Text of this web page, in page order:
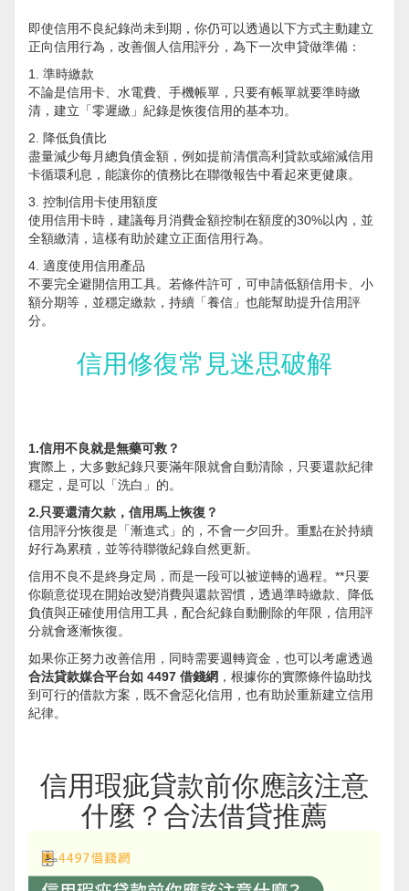
即使信用不良紀錄尚未到期，你仍可以透過以下方式主動建立
正向信用行為，改善個人信用評分，為下一次申貸做準備：
1. 準時繳款
不論是信用卡、水電費、手機帳單，只要有帳單就要準時繳
清，建立「零遲繳」紀錄是恢復信用的基本功。
2. 降低負債比
盡量減少每月總負債金額，例如提前清償高利貸款或縮減信用
卡循環利息，能讓你的債務比在聯徵報告中看起來更健康。
3. 控制信用卡使用額度
使用信用卡時，建議每月消費金額控制在額度的30%以內，並
全額繳清，這樣有助於建立正面信用行為。
4. 適度使用信用產品
不要完全避開信用工具。若條件許可，可申請低額信用卡、小
額分期等，並穩定繳款，持續「養信」也能幫助提升信用評
分。
信用修復常見迷思破解
1.信用不良就是無藥可救？
實際上，大多數紀錄只要滿年限就會自動清除，只要還款紀律
穩定，是可以「洗白」的。
2.只要還清欠款，信用馬上恢復？
信用評分恢復是「漸進式」的，不會一夕回升。重點在於持續
好行為累積，並等待聯徵紀錄自然更新。
信用不良不是終身定局，而是一段可以被逆轉的過程。**只要
你願意從現在開始改變消費與還款習慣，透過準時繳款、降低
負債與正確使用信用工具，配合紀錄自動刪除的年限，信用評
分就會逐漸恢復。
如果你正努力改善信用，同時需要週轉資金，也可以考慮透過
合法貸款媒合平台如 4497 借錢網 ，根據你的實際條件協助找
到可行的借款方案，既不會惡化信用，也有助於重新建立信用
紀律。
信用瑕疵貸款前你應該注意
什麼？合法借貸推薦